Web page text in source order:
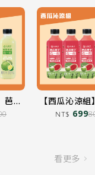
芭樂
【西瓜沁涼
椰子在一
NT$ 699
看更多